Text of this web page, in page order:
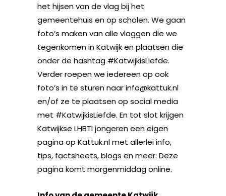
het hijsen van de vlag bij het
gemeentehuis en op scholen. We gaan
foto’s maken van alle vlaggen die we
tegenkomen in Katwijk en plaatsen die
onder de hashtag #KatwijkisLiefde.
Verder roepen we iedereen op ook
foto’s in te sturen naar info@kattuk.nl
en/of ze te plaatsen op social media
met #KatwijkisLiefde. En tot slot krijgen
Katwijkse LHBTI jongeren een eigen
pagina op Kattuk.nl met allerlei info,
tips, factsheets, blogs en meer. Deze
pagina komt morgenmiddag online.